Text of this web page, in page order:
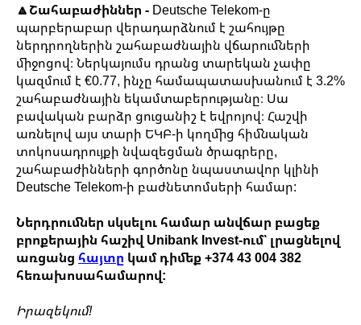
🔼Շահաբաժիններ - Deutsche Telekom-ը
պարբերաբար վերադարձնում է շահույթը
ներդրողներին շահաբաժնային վճարումների
միջոցով։ Ներկայումս դրանց տարեկան չափը
կազմում է €0.77, ինչը համապատասխանում է 3.2%
շահաբաժնային եկամտաբերությանը։ Սա
բավական բարձր ցուցանիշ է եվրոյով։ Հաշվի
առնելով այս տարի ԵԿԲ-ի կողմից հիմնական
տոկոսադրույքի նվազեցման ծրագրերը,
շահաբաժինների գործոնը նպաստավոր կլինի
Deutsche Telekom-ի բաժնետոմսերի համար:
Ներդրումներ սկսելու համար անվճար բացեք
բրոքերային հաշիվ Unibank Invest-ում՝ լրացնելով
առցանց հայտը կամ դիմեք +374 43 004 382
հեռախոսահամարով:
Իրազեկում!